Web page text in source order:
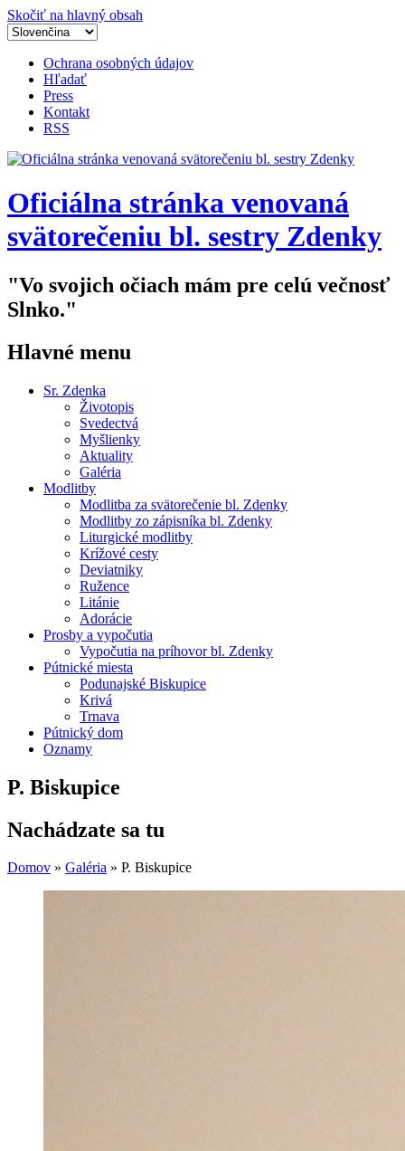
Skočiť na hlavný obsah
Ochrana osobných údajov
Hľadať
Press
Kontakt
RSS
Oficiálna stránka venovaná
svätorečeniu bl. sestry Zdenky
"Vo svojich očiach mám pre celú večnosť
Slnko."
Hlavné menu
Sr. Zdenka
Životopis
Svedectvá
Myšlienky
Aktuality
Galéria
Modlitby
Modlitba za svätorečenie bl. Zdenky
Modlitby zo zápisníka bl. Zdenky
Liturgické modlitby
Krížové cesty
Deviatniky
Ružence
Litánie
Adorácie
Prosby a vypočutia
Vypočutia na príhovor bl. Zdenky
Pútnické miesta
Podunajské Biskupice
Krivá
Trnava
Pútnický dom
Oznamy
P. Biskupice
Nachádzate sa tu
Domov » Galéria » P. Biskupice